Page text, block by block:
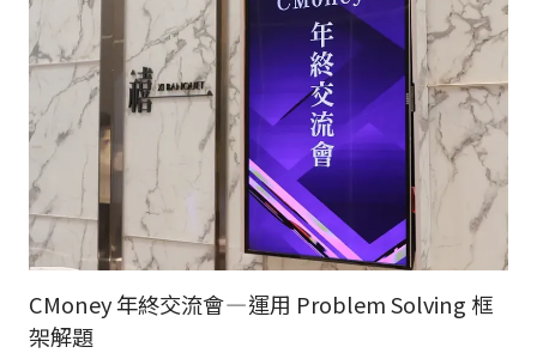
CMoney 年終交流會 — 運用 Problem Solving 框
架解題